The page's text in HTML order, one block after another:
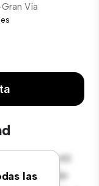
Vía
las
Preciados 42.
habitación